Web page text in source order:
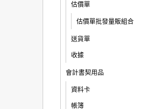
估價單
估價單批發量販組合
送貨單
收據
會計書契用品
資料卡
帳簿